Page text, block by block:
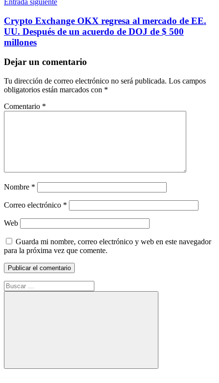
Crypto Exchange OKX regresa al mercado de EE.
UU. Después de un acuerdo de DOJ de $ 500
millones
Dejar un comentario
Tu dirección de correo electrónico no será publicada. Los campos
obligatorios están marcados con *
Comentario *
Nombre *
Correo electrónico *
Web
Guarda mi nombre, correo electrónico y web en este navegador
para la próxima vez que comente.
Buscar:
Buscar